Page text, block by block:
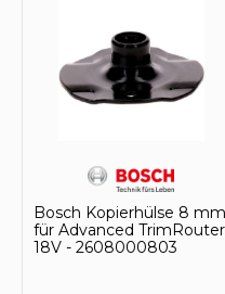
Bosch Kopierhülse 8 mm
für Advanced TrimRouter
18V - 2608000803